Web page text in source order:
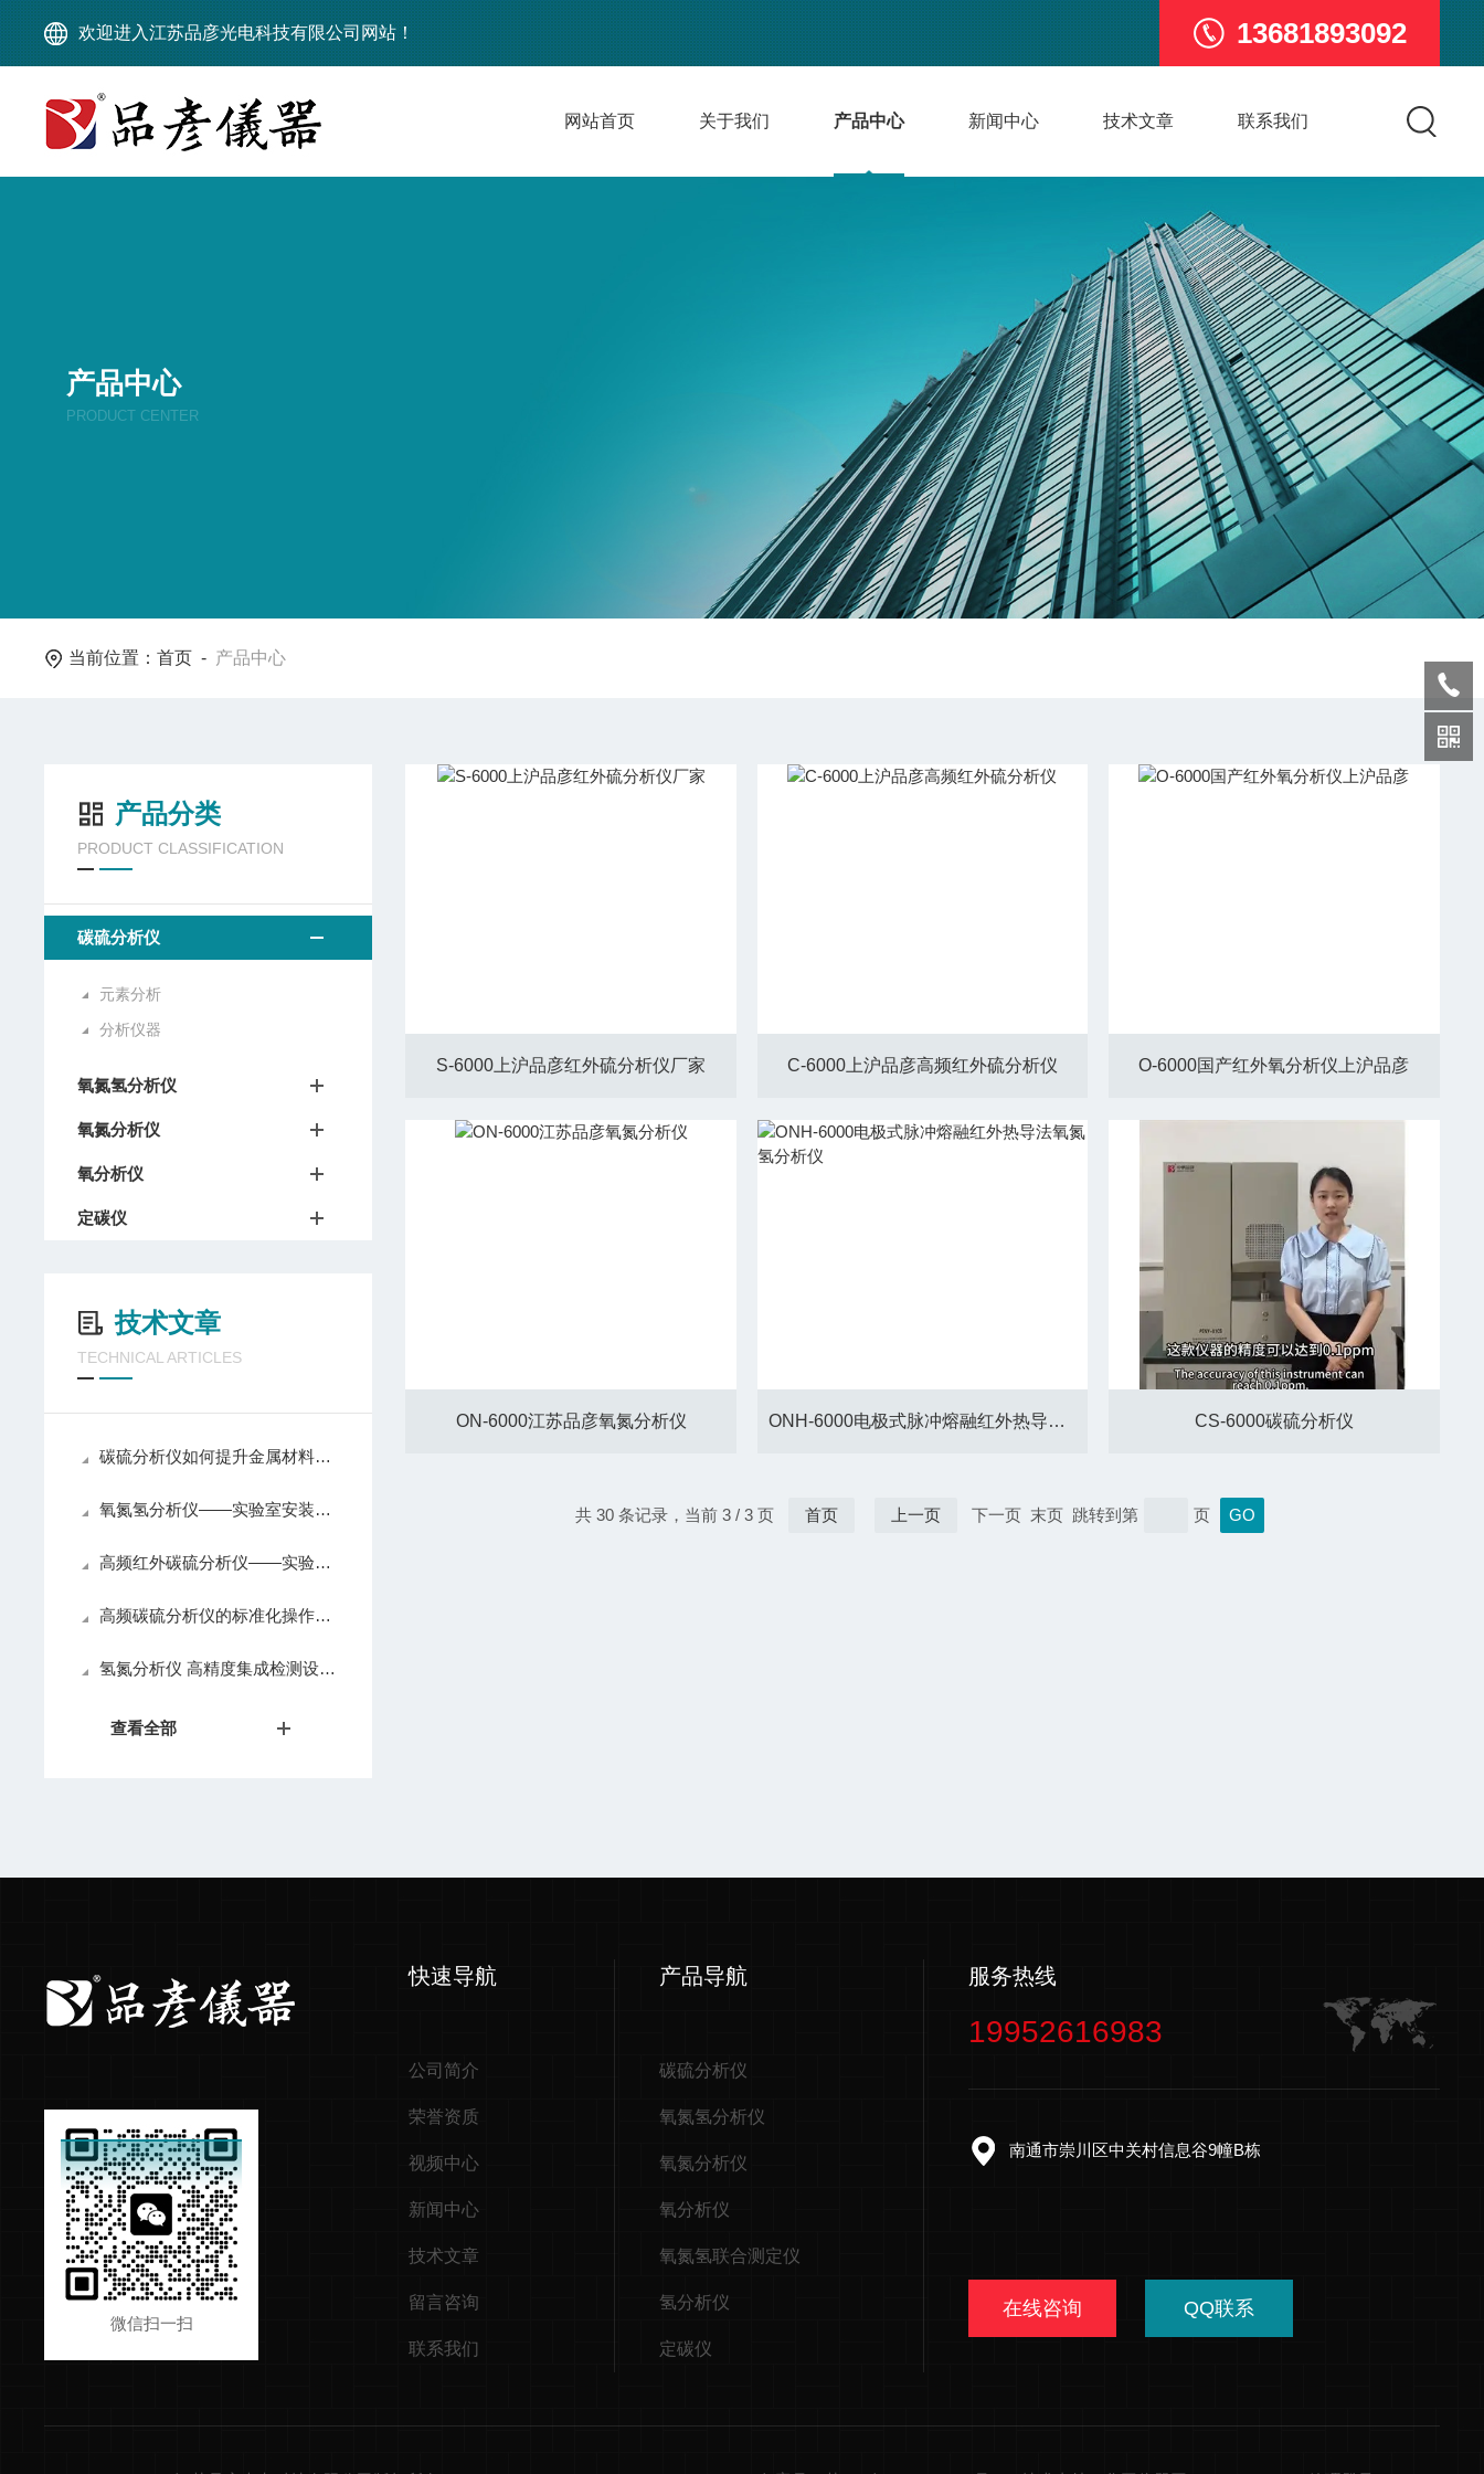
欢迎进入江苏品彦光电科技有限公司网站！ 13681893092
网站首页 关于我们 产品中心 新闻中心 技术文章 联系我们
产品中心
PRODUCT CENTER
当前位置：首页 - 产品中心
产品分类
PRODUCT CLASSIFICATION
碳硫分析仪
元素分析
分析仪器
氧氮氢分析仪
氧氮分析仪
氧分析仪
定碳仪
技术文章
TECHNICAL ARTICLES
碳硫分析仪如何提升金属材料碳硫检测准确度？
氧氮氢分析仪——实验室安装条件
高频红外碳硫分析仪——实验室安装条件
高频碳硫分析仪的标准化操作流程全解析
氢氮分析仪 高精度集成检测设备特点介绍
查看全部
S-6000上沪品彦红外硫分析仪厂家 C-6000上沪品彦高频红外硫分析仪 O-6000国产红外氧分析仪上沪品彦
ON-6000江苏品彦氧氮分析仪 ONH-6000电极式脉冲熔融红外热导法氧氮氢分析仪 CS-6000碳硫分析仪
共 30 条记录，当前 3 / 3 页 首页 上一页 下一页 末页 跳转到第 页
微信扫一扫
快速导航
公司简介
荣誉资质
视频中心
新闻中心
技术文章
留言咨询
联系我们
产品导航
碳硫分析仪
氧氮氢分析仪
氧氮分析仪
氧分析仪
氧氮氢联合测定仪
氢分析仪
定碳仪
服务热线
19952616983
南通市崇川区中关村信息谷9幢B栋
在线咨询 QQ联系